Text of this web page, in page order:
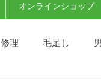
オンラインショップ
修理 毛足し